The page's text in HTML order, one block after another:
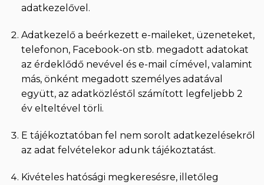
adatkezelővel.
Adatkezelő a beérkezett e-maileket, üzeneteket,
telefonon, Facebook-on stb. megadott adatokat
az érdeklődő nevével és e-mail címével, valamint
más, önként megadott személyes adatával
együtt, az adatközléstől számított legfeljebb 2
év elteltével törli.
E tájékoztatóban fel nem sorolt adatkezelésekről
az adat felvételekor adunk tájékoztatást.
Kivételes hatósági megkeresésre, illetőleg